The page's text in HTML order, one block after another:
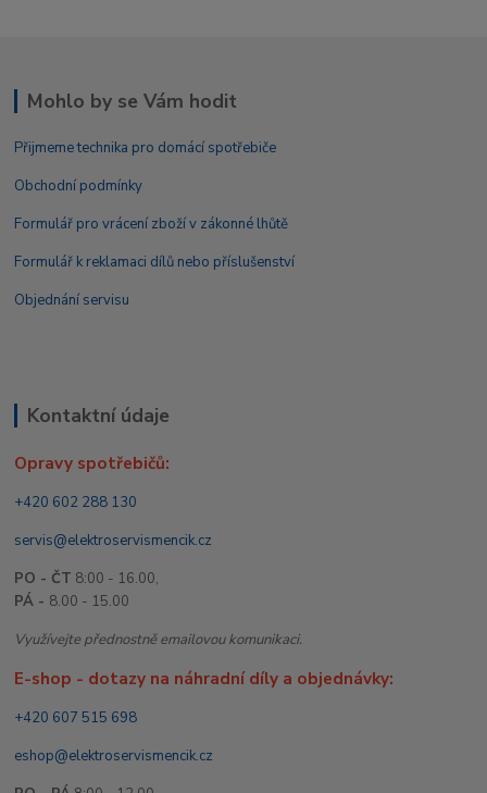
Mohlo by se Vám hodit
Přijmeme technika pro domácí spotřebiče
Obchodní podmínky
Formulář pro vrácení zboží v zákonné lhůtě
Formulář k reklamaci dílů nebo příslušenství
Objednání servisu
Kontaktní údaje
Opravy spotřebičů:
+420 602 288 130
servis@elektroservismencik.cz
PO - ČT 8:00 - 16.00,
PÁ - 8.00 - 15.00
Využívejte přednostně emailovou komunikaci.
E-shop - dotazy na náhradní díly a objednávky:
+420 607 515 698
eshop@elektroservismencik.cz